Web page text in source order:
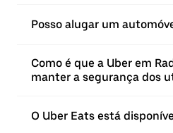
Posso alugar um
Como é que a Uber em
manter a segurança dos
O Uber Eats está